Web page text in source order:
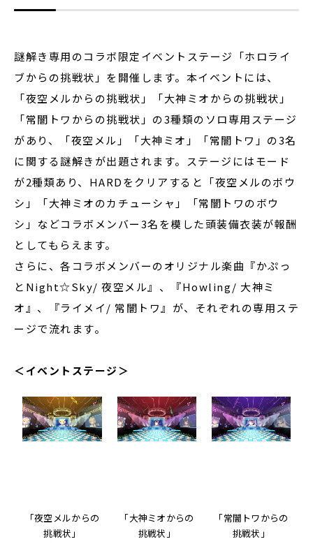
謎解き専用のコラボ限定イベントステージ「ホロライ
ブからの挑戦状」を開催します。本イベントには、
「夜空メルからの挑戦状」「大神ミオからの挑戦状」
「常闇トワからの挑戦状」の3種類のソロ専用ステージ
があり、「夜空メル」「大神ミオ」「常闇トワ」の3名
に関する謎解きが出題されます。ステージにはモード
が2種類あり、HARDをクリアすると「夜空メルのボウ
シ」「大神ミオのカチューシャ」「常闇トワのボウ
シ」などコラボメンバー3名を模した頭装備衣装が報酬
としてもらえます。
さらに、各コラボメンバーのオリジナル楽曲『かぷっ
とNight☆Sky/ 夜空メル』、『Howling/ 大神ミ
オ』、『ライメイ/ 常闇トワ』が、それぞれの専用ステ
ージで流れます。
＜イベントステージ＞
「夜空メルからの
挑戦状」
「大神ミオからの
挑戦状」
「常闇トワからの
挑戦状」